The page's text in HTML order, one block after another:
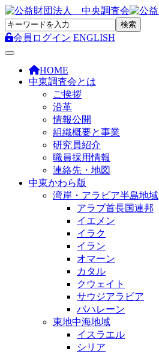
会員ログイン ENGLISH
Toggle navigation
HOME
中東調査会とは
ご挨拶
沿革
情報公開
組織概要と事業
研究員紹介
職員採用情報
連絡先・地図
中東かわら版
湾岸・アラビア半島地域
アラブ首長国連邦
イエメン
イラク
イラン
オマーン
カタル
クウェイト
サウジアラビア
バハレーン
東地中海地域
イスラエル
シリア